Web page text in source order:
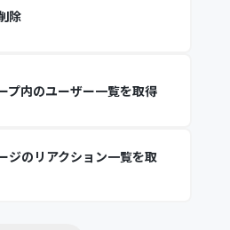
除
プ内のユーザー一覧を取得
ジのリアクション一覧を取